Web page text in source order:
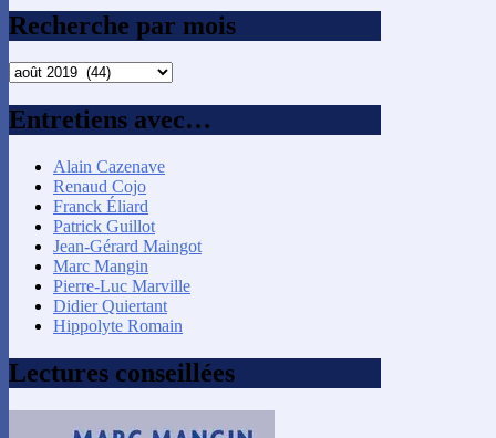
Recherche par mois
Recherche
mois
Entretiens avec…
Alain Cazenave
Renaud Cojo
Franck Éliard
Patrick Guillot
Jean-Gérard Maingot
Marc Mangin
Pierre-Luc Marville
Didier Quiertant
Hippolyte Romain
Lectures conseillées